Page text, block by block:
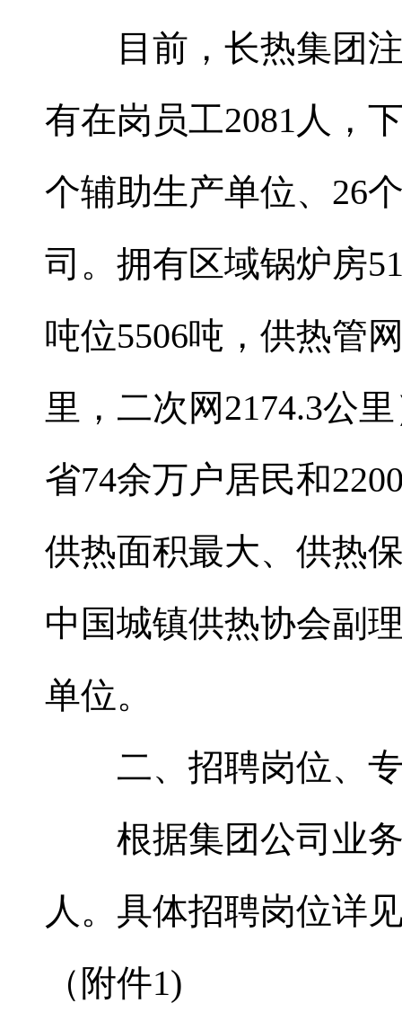
目前，长热集团注
有在岗员工2081人，
个辅助生产单位、26
司。拥有区域锅炉房
吨位5506吨，供热管
里，二次网2174.3公
省74余万户居民和
供热面积最大、供热
中国城镇供热协会副
单位。
二、招聘岗位、专
根据集团公司业务
人。具体招聘岗位详
（附件1)